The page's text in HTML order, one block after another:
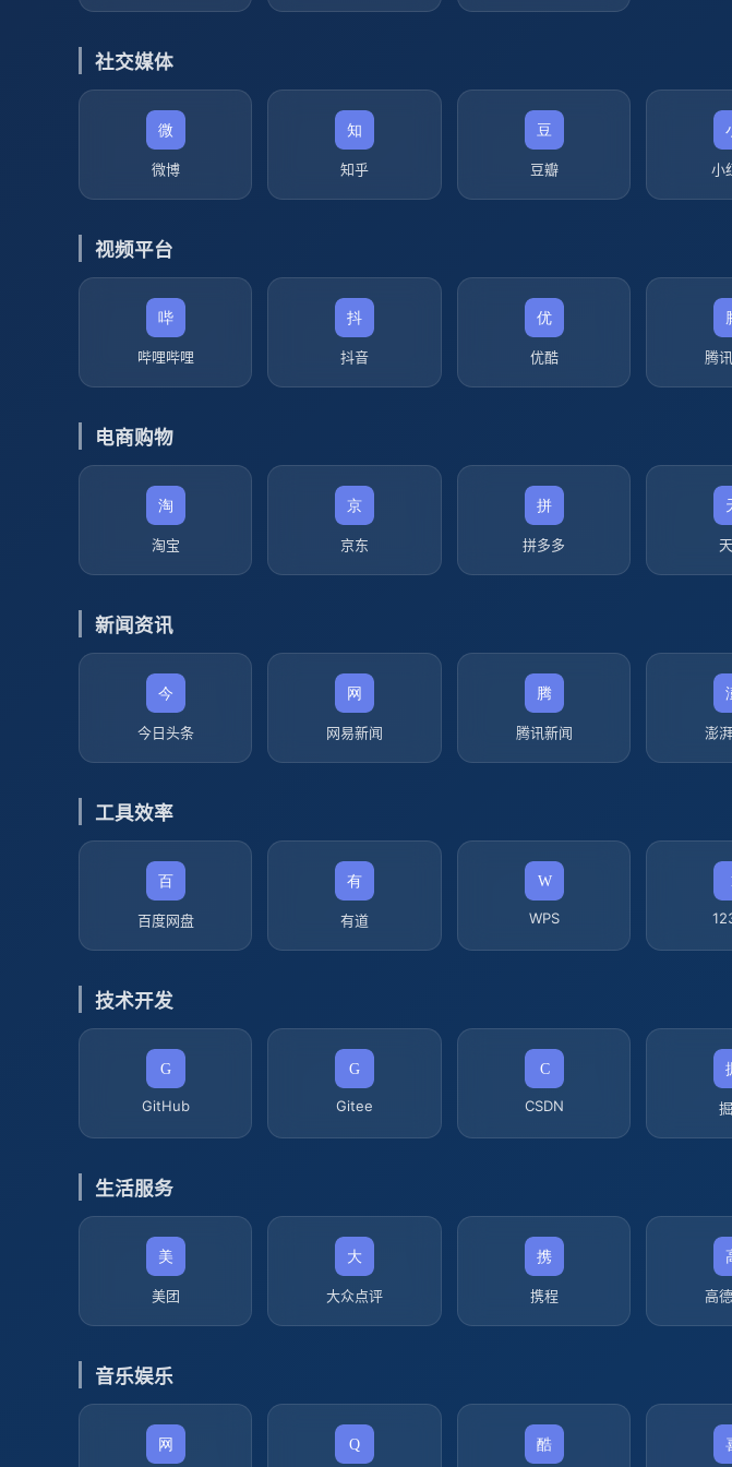
社交媒体
微博 知乎 豆瓣 小
视频平台
哔哩哔哩 抖音 优酷 腾
电商购物
淘宝 京东 拼多多
新闻资讯
今日头条 网易新闻 腾讯新闻 澎
工具效率
百度网盘 有道 WPS
技术开发
GitHub Gitee CSDN
生活服务
美团 大众点评 携程 高
音乐娱乐